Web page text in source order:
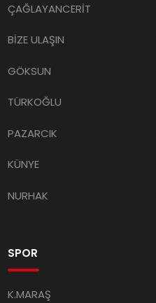
ÇAĞLAYANCERİT
BİZE ULAŞIN
GÖKSUN
TÜRKOĞLU
PAZARCIK
KÜNYE
NURHAK
SPOR
K.MARAŞ